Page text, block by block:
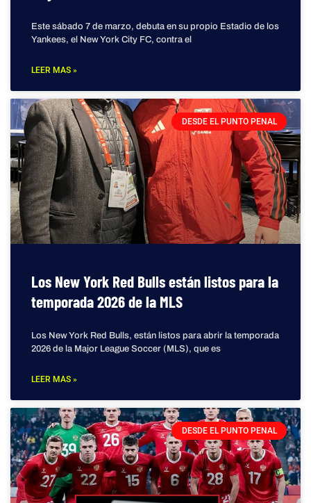
Este sábado 7 de marzo, debuta en su propio Estadio de los
Yankees, el New York City FC, contra el
LEER MAS »
DESDE EL PUNTO PENAL
Los New York Red Bulls están listos para la
temporada 2026 de la MLS
Los New York Red Bulls, están listos para abrir la temporada
2026 de la Major League Soccer (MLS), que es
LEER MAS »
DESDE EL PUNTO PENAL